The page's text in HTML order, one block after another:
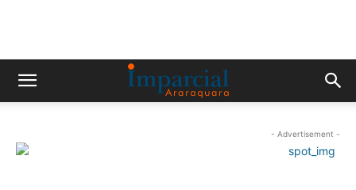
- Advertisement -